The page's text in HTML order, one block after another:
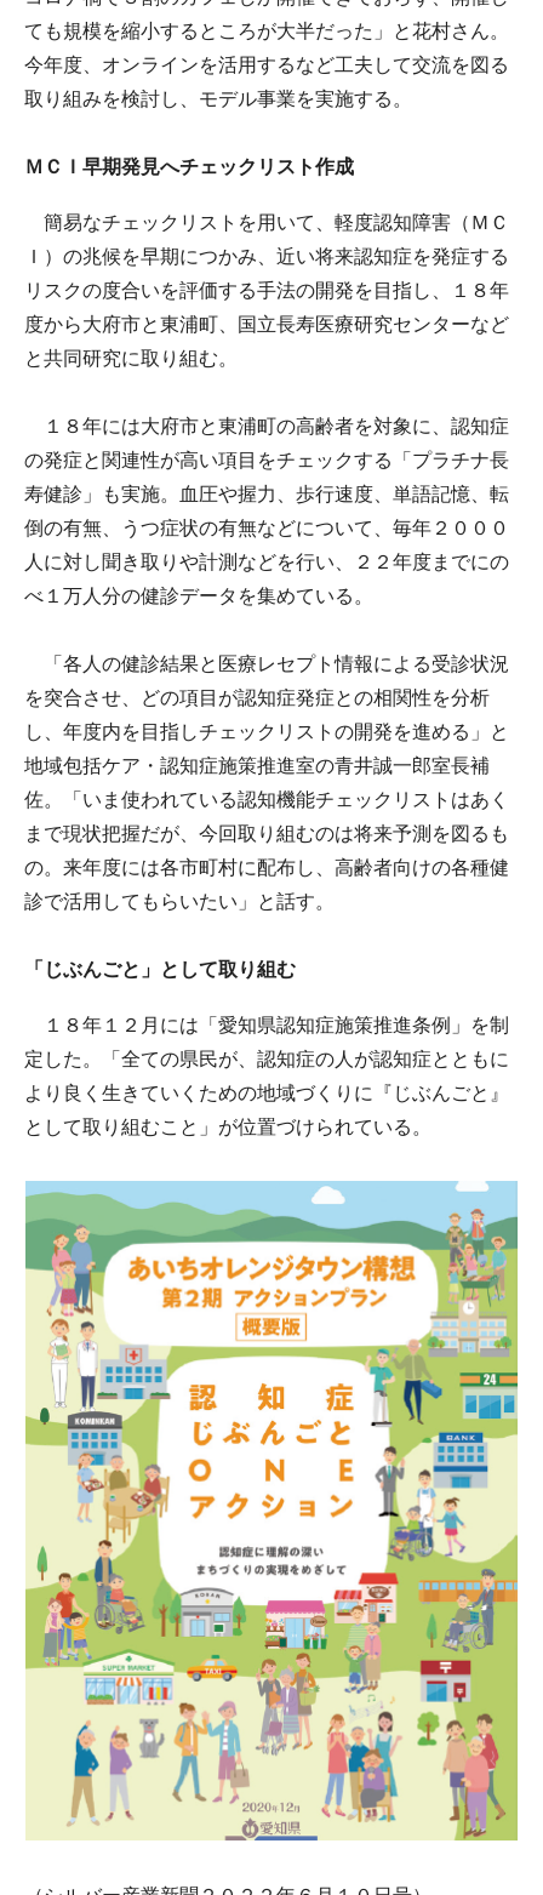
ても規模を縮小するところが大半だった」と花村さん。
今年度、オンラインを活用するなど工夫して交流を図る
取り組みを検討し、モデル事業を実施する。
ＭＣＩ早期発見へチェックリスト作成
簡易なチェックリストを用いて、軽度認知障害（ＭＣ
Ｉ）の兆候を早期につかみ、近い将来認知症を発症する
リスクの度合いを評価する手法の開発を目指し、１８年
度から大府市と東浦町、国立長寿医療研究センターなど
と共同研究に取り組む。
１８年には大府市と東浦町の高齢者を対象に、認知症
の発症と関連性が高い項目をチェックする「プラチナ長
寿健診」も実施。血圧や握力、歩行速度、単語記憶、転
倒の有無、うつ症状の有無などについて、毎年２０００
人に対し聞き取りや計測などを行い、２２年度までにの
べ１万人分の健診データを集めている。
「各人の健診結果と医療レセプト情報による受診状況
を突合させ、どの項目が認知症発症との相関性を分析
し、年度内を目指しチェックリストの開発を進める」と
地域包括ケア・認知症施策推進室の青井誠一郎室長補
佐。「いま使われている認知機能チェックリストはあく
まで現状把握だが、今回取り組むのは将来予測を図るも
の。来年度には各市町村に配布し、高齢者向けの各種健
診で活用してもらいたい」と話す。
「じぶんごと」として取り組む
１８年１２月には「愛知県認知症施策推進条例」を制
定した。「全ての県民が、認知症の人が認知症とともに
より良く生きていくための地域づくりに『じぶんごと』
として取り組むこと」が位置づけられている。